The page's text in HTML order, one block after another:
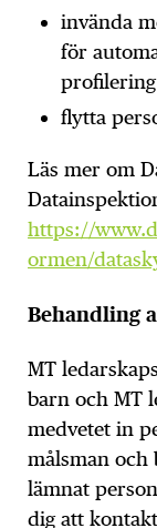
invända
för
profilering
flytta
Läs mer om
https://
ormen/
Behandling
MT
barn och MT
medvetet in
målsman
lämnat
dig att